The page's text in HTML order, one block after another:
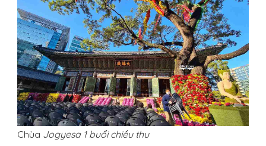
Chùa Jogyesa 1 buổi chiều thu